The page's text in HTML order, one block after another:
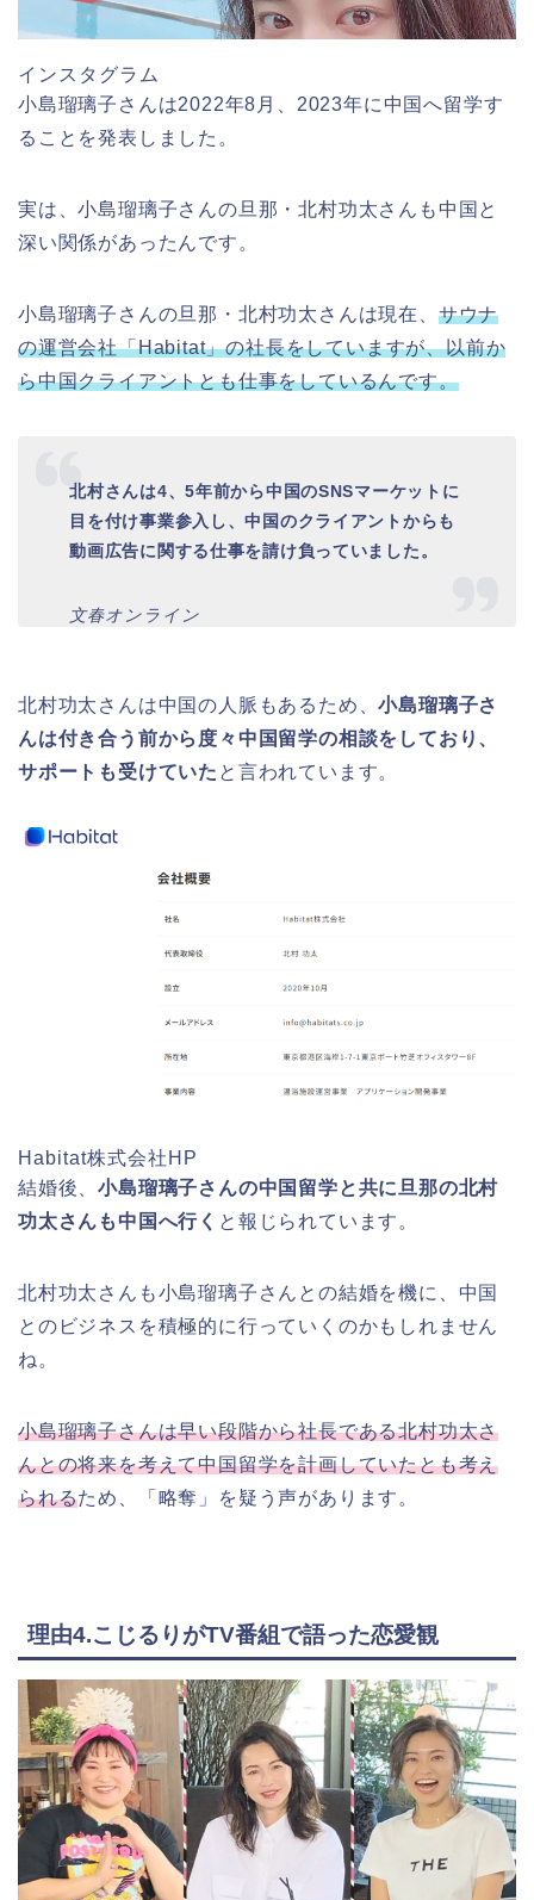
インスタグラム
小島瑠璃子さんは2022年8月、2023年に中国へ留学す
ることを発表しました。
実は、小島瑠璃子さんの旦那・北村功太さんも中国と
深い関係があったんです。
小島瑠璃子さんの旦那・北村功太さんは現在、 サウナ
の運営会社「Habitat」の社長をしていますが、以前か
ら中国クライアントとも仕事をしているんです。
北村さんは4、5年前から中国のSNSマーケットに
目を付け事業参入し、中国のクライアントからも
動画広告に関する仕事を請け負っていました。
文春オンライン
北村功太さんは中国の人脈もあるため、小島瑠璃子さ
んは付き合う前から度々中国留学の相談をしており、
サポートも受けていた と言われています。
Habitat株式会社HP
結婚後、小島瑠璃子さんの中国留学と共に旦那の北村
功太さんも中国へ行く と報じられています。
北村功太さんも小島瑠璃子さんとの結婚を機に、中国
とのビジネスを積極的に行っていくのかもしれません
ね。
小島瑠璃子さんは早い段階から社長である北村功太さ
んとの将来を考えて中国留学を計画していたとも考え
られるため、「略奪」を疑う声があります。
理由4.こじるりがTV番組で語った恋愛観